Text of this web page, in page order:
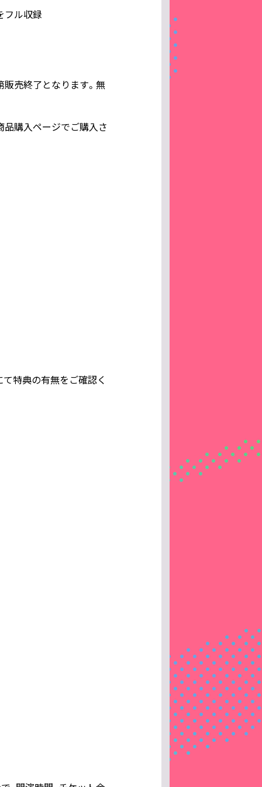
フル収録
販売終了となります。無
品購入ページでご購入さ
特典の有無をご確認く